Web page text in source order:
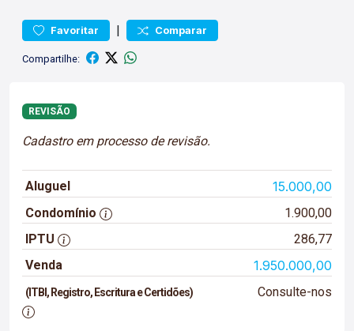
Favoritar | Comparar
Compartilhe:
REVISÃO
Cadastro em processo de revisão.
Aluguel 15.000,00
Condomínio
1.900,00
IPTU
286,77
Venda
1.950.000,00
(ITBI, Registro, Escritura e Certidões) Consulte-nos